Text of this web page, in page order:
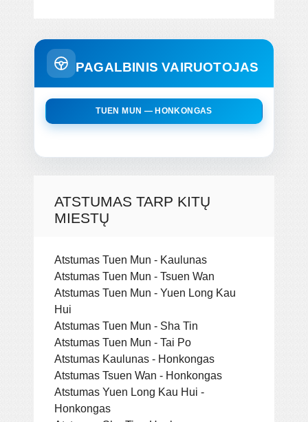
PAGALBINIS VAIRUOTOJAS
TUEN MUN — HONKONGAS
ATSTUMAS TARP KITŲ
MIESTŲ
Atstumas Tuen Mun - Kaulunas
Atstumas Tuen Mun - Tsuen Wan
Atstumas Tuen Mun - Yuen Long Kau
Hui
Atstumas Tuen Mun - Sha Tin
Atstumas Tuen Mun - Tai Po
Atstumas Kaulunas - Honkongas
Atstumas Tsuen Wan - Honkongas
Atstumas Yuen Long Kau Hui -
Honkongas